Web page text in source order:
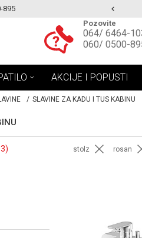
895 PROIZVODA
Pozovite
064/ 6464-
060/ 0500-
AKCIJE I POPUSTI
SLAVINE ZA KADU I TUS KABINU
stolz rosan